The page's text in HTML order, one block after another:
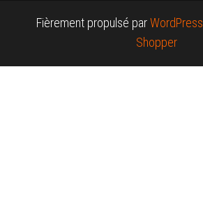
Fièrement propulsé parWordPress
Shopper